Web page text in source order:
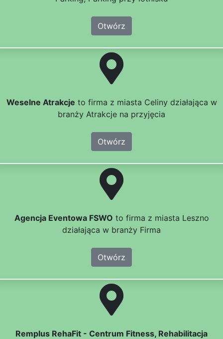
Otwórz
Weselne Atrakcje to firma z miasta Celiny działająca w
branży Atrakcje na przyjęcia
Otwórz
Agencja Eventowa FSWO to firma z miasta Leszno
działająca w branży Firma
Otwórz
Remplus RehaFit - Centrum Fitness, Rehabilitacja